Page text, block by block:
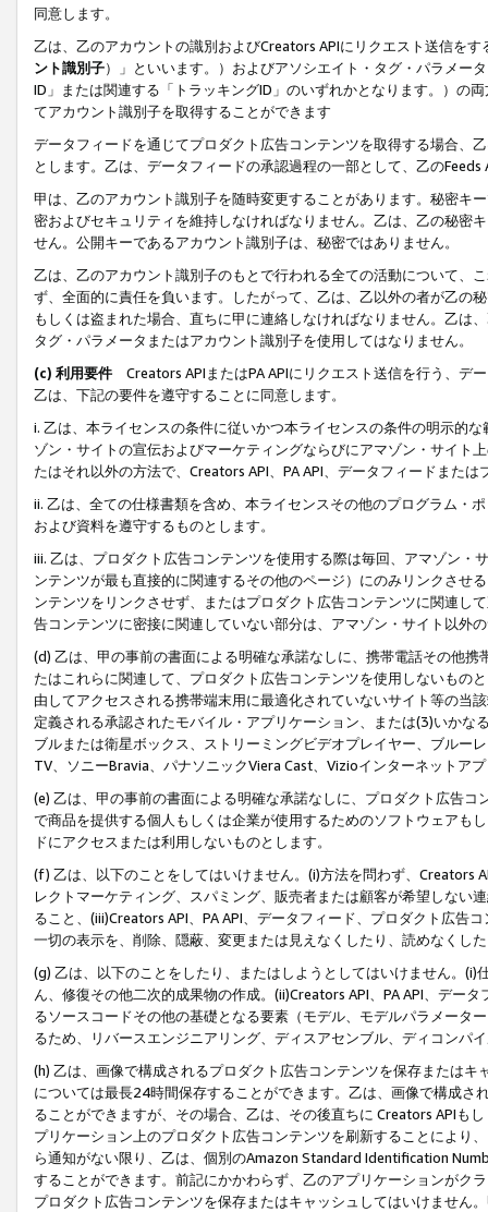
同意します。
乙は、乙のアカウントの識別およびCreators APIにリクエスト送信を
ント識別子）」といいます。）およびアソシエイト・タグ・パラメー
ID」または関連する「トラッキングID」のいずれかとなります。）の
てアカウント識別子を取得することができます
データフィードを通じてプロダクト広告コンテンツを取得する場合、
とします。乙は、データフィードの承認過程の一部として、乙の
甲は、乙のアカウント識別子を随時変更することがあります。秘密キ
密およびセキュリティを維持しなければなりません。乙は、乙の秘密
せん。公開キーであるアカウント識別子は、秘密ではありません。
乙は、乙のアカウント識別子のもとで行われる全ての活動について、
ず、全面的に責任を負います。したがって、乙は、乙以外の者が乙の
もしくは盗まれた場合、直ちに甲に連絡しなければなりません。乙は
タグ・パラメータまたはアカウント識別子を使用してはなりません。
(c) 利用要件 Creators APIまたはPA APIにリクエスト送信を行う、デ
乙は、下記の要件を遵守することに同意します。
i. 乙は、本ライセンスの条件に従いかつ本ライセンスの条件の明示的
ゾン・サイトの宣伝およびマーケティングならびにアマゾン・サイト
たはそれ以外の方法で、Creators API、PA API、データフィードまた
ii. 乙は、全ての仕様書類を含め、本ライセンスその他のプログラム・
および資料を遵守するものとします。
iii. 乙は、プロダクト広告コンテンツを使用する際は毎回、アマゾン
ンテンツが最も直接的に関連するその他のページ）にのみリンクさせ
ンテンツをリンクさせず、またはプロダクト広告コンテンツに関連し
告コンテンツに密接に関連していない部分は、アマゾン・サイト以外
(d) 乙は、甲の事前の書面による明確な承諾なしに、携帯電話その他
たはこれらに関連して、プロダクト広告コンテンツを使用しないもの
由してアクセスされる携帯端末用に最適化されていないサイト等の当
定義される承認されたモバイル・アプリケーション、または(3)いか
ブルまたは衛星ボックス、ストリーミングビデオプレイヤー、ブルー
TV、ソニーBravia、パナソニックViera Cast、Vizioインターネットア
(e) 乙は、甲の事前の書面による明確な承諾なしに、プロダクト広告
で商品を提供する個人もしくは企業が使用するためのソフトウェアも
ドにアクセスまたは利用しないものとします。
(f) 乙は、以下のことをしてはいけません。(i)方法を問わず、Creators
レクトマーケティング、スパミング、販売者または顧客が希望しない
ること、(iii)Creators API、PA API、データフィード、プロダクト広告
一切の表示を、削除、隠蔽、変更または見えなくしたり、読めなくし
(g) 乙は、以下のことをしたり、またはしようとしてはいけません。
ん、修復その他二次的成果物の作成。(ii)Creators API、PA API、デー
るソースコードその他の基礎となる要素（モデル、モデルパラメータ
るため、リバースエンジニアリング、ディスアセンブル、ディコンパ
(h) 乙は、画像で構成されるプロダクト広告コンテンツを保存または
については最長24時間保存することができます。乙は、画像で構成
ることができますが、その場合、乙は、その後直ちに Creators APIも
プリケーション上のプロダクト広告コンテンツを刷新することにより
ら通知がない限り、乙は、個別のAmazon Standard Identification
することができます。前記にかかわらず、乙のアプリケーションがク
プロダクト広告コンテンツを保存またはキャッシュしてはいけません